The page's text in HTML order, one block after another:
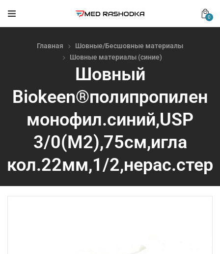
0
Главная
Шовные/Бесшовные материалы
Шовные материалы (синие)
Шовный
Biokeen®полипропилен
монофил.синий,USP
3/0(М2),75см,игла
кол.22мм,1/2,нерас.стер